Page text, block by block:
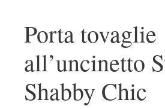
Porta tovaglie
all’uncinetto
Shabby Chic